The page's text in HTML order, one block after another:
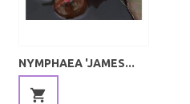
NYMPHAEA 'JAMES...